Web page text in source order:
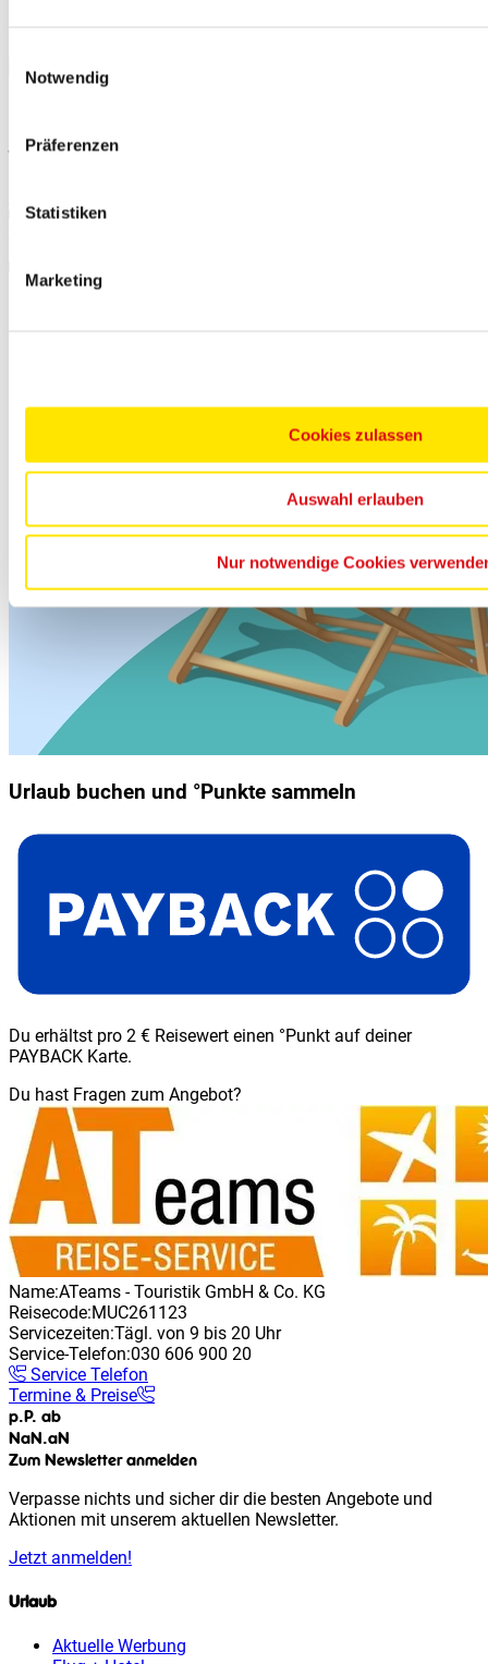
Notwendig
Präferenzen
Statistiken
Marketing
Cookies zulassen
Auswahl erlauben
Nur notwendige Cookies
PAYBACK° Punkte sammeln
Urlaub buchen und °Punkte sammeln
Du erhältst pro 2 € Reisewert einen °Punkt auf deiner
PAYBACK Karte.
Du hast Fragen zum Angebot?
Name:ATeams - Touristik GmbH & Co. KG
Reisecode:MUC261123
Servicezeiten:Tägl. von 9 bis 20 Uhr
Service-Telefon:030 606 900 20
Service Telefon
Termine & Preise
p.P. ab
NaN.aN
Zum Newsletter anmelden
Verpasse nichts und sicher dir die besten Angebote und
Aktionen mit unserem aktuellen Newsletter.
Jetzt anmelden!
Urlaub
Aktuelle Werbung